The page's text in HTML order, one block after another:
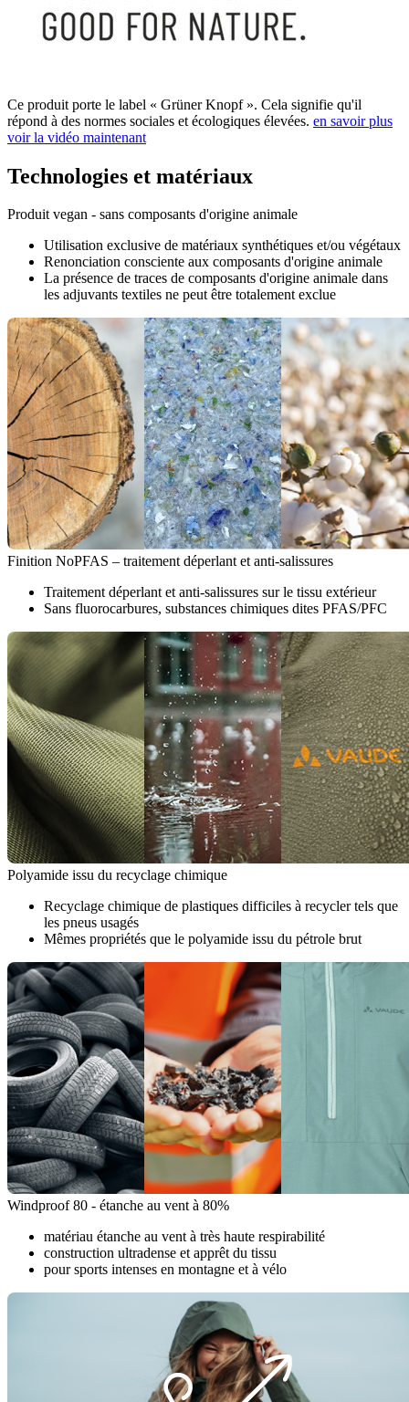
Ce produit porte le label « Grüner Knopf ». Cela signifie qu'il
répond à des normes sociales et écologiques élevées. en savoir plus
voir la vidéo maintenant
Technologies et matériaux
Produit vegan - sans composants d'origine animale
Utilisation exclusive de matériaux synthétiques et/ou végétaux
Renonciation consciente aux composants d'origine animale
La présence de traces de composants d'origine animale dans
les adjuvants textiles ne peut être totalement exclue
Finition NoPFAS – traitement déperlant et anti-salissures
Traitement déperlant et anti-salissures sur le tissu extérieur
Sans fluorocarbures, substances chimiques dites PFAS/PFC
Polyamide issu du recyclage chimique
Recyclage chimique de plastiques difficiles à recycler tels que
les pneus usagés
Mêmes propriétés que le polyamide issu du pétrole brut
Windproof 80 - étanche au vent à 80%
matériau étanche au vent à très haute respirabilité
construction ultradense et apprêt du tissu
pour sports intenses en montagne et à vélo